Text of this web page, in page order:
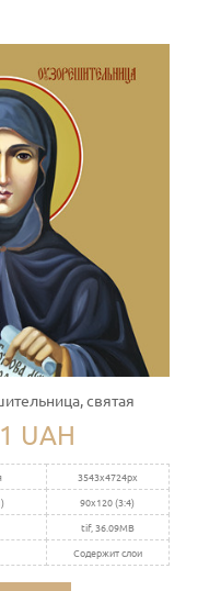
святая
UAH
3543x4724px
90x120 (3:4)
tif, 36.09MB
Содержит слои